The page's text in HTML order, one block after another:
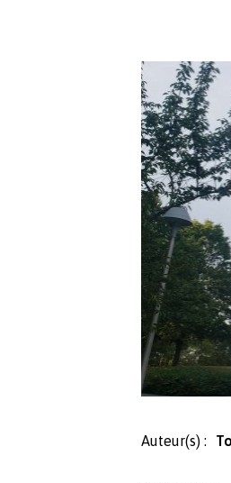
Auteur(s) :